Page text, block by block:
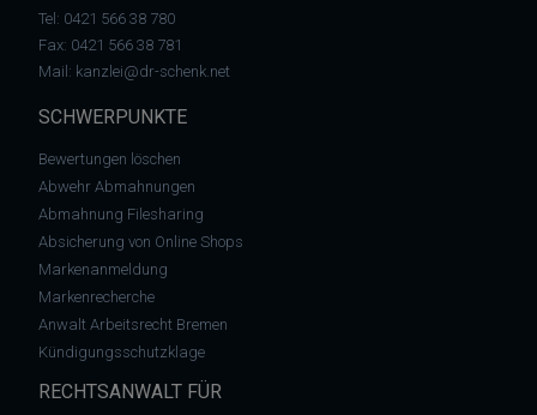
Tel: 0421 566 38 780
Fax: 0421 566 38 781
Mail: kanzlei@dr-schenk.net
SCHWERPUNKTE
Bewertungen löschen
Abwehr Abmahnungen
Abmahnung Filesharing
Absicherung von Online Shops
Markenanmeldung
Markenrecherche
Anwalt Arbeitsrecht Bremen
Kündigungsschutzklage
RECHTSANWALT FÜR